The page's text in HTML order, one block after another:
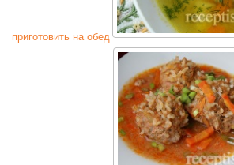
приготовить на обед